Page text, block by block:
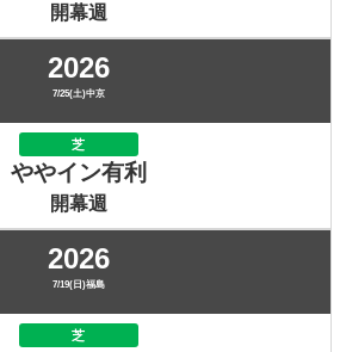
開幕週
2026
7/25(土)中京
芝
ややイン有利
開幕週
2026
7/19(日)福島
芝